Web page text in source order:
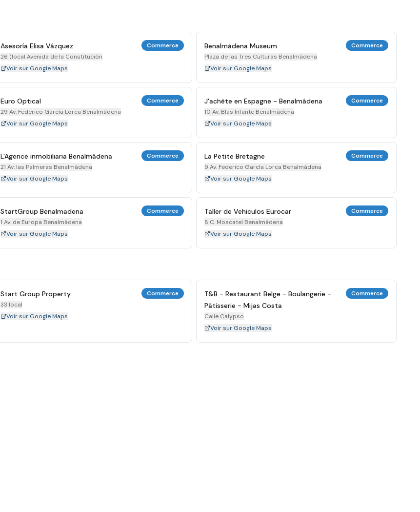
Asesoría Elisa Vázquez
26 (local Avenida de la Constitución
Commerce
Voir sur Google Maps
Benalmádena Museum
Plaza de las Tres Culturas Benalmádena
Commerce
Voir sur Google Maps
Euro Optical
29 Av. Federico García Lorca Benalmádena
Commerce
Voir sur Google Maps
J'achète en Espagne - Benalmádena
10 Av. Blas Infante Benalmádena
Commerce
Voir sur Google Maps
L'Agence inmobiliaria Benalmádena
21 Av. las Palmeras Benalmádena
Commerce
Voir sur Google Maps
La Petite Bretagne
9 Av. Federico García Lorca Benalmádena
Commerce
Voir sur Google Maps
StartGroup Benalmadena
1 Av. de Europa Benalmádena
Commerce
Voir sur Google Maps
Taller de Vehiculos Eurocar
8 C. Moscatel Benalmádena
Commerce
Voir sur Google Maps
Start Group Property
33 local
Commerce
Voir sur Google Maps
T&B - Restaurant Belge - Boulangerie -
Pâtisserie - Mijas Costa
Calle Calypso
Commerce
Voir sur Google Maps